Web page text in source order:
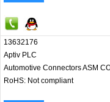
13632176
Aptiv PLC
Automotive Connectors ASM
RoHS: Not compliant